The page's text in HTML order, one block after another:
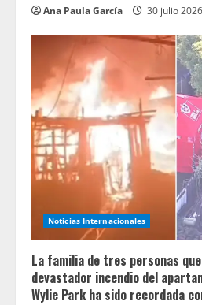
Ana Paula García 30 julio 2026
Noticias Internacionales
La familia de tres personas
devastador incendio del
Wylie Park ha sido recordada